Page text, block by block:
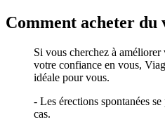
Comment acheter du
Si vous cherchez à
votre confiance en vous,
idéale pour vous.
- Les érections spontanées
cas.